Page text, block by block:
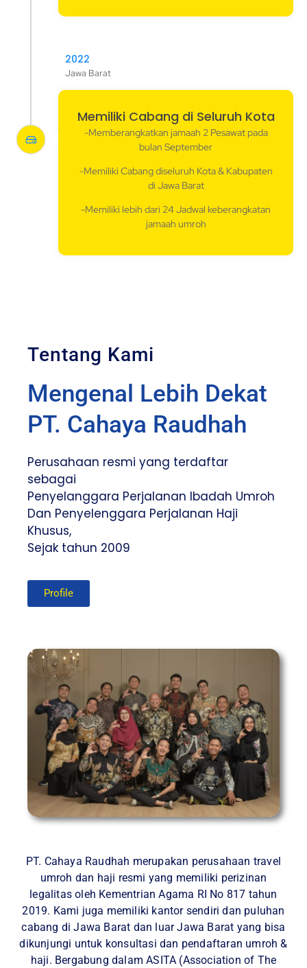
2022
Jawa Barat
Memiliki Cabang di Seluruh Kota
-Memberangkatkan jamaah 2 Pesawat pada
bulan September
-Memiliki Cabang diseluruh Kota & Kabupaten
di Jawa Barat
-Memiliki lebih dari 24 Jadwal keberangkatan
jamaah umroh
Tentang Kami
Mengenal Lebih Dekat
PT. Cahaya Raudhah
Perusahaan resmi yang terdaftar
sebagai
Penyelanggara Perjalanan Ibadah Umroh
Dan Penyelenggara Perjalanan Haji
Khusus,
Sejak tahun 2009
Profile
PT. Cahaya Raudhah merupakan perusahaan travel
umroh dan haji resmi yang memiliki perizinan
legalitas oleh Kementrian Agama RI No 817 tahun
2019. Kami juga memiliki kantor sendiri dan puluhan
cabang di Jawa Barat dan luar Jawa Barat yang bisa
dikunjungi untuk konsultasi dan pendaftaran umroh &
haji. Bergabung dalam ASITA (Association of The